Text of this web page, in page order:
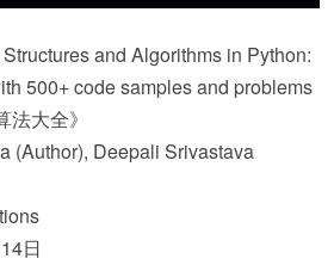
and Algorithms in Python:
500+ code samples and problems
法大全》
(Author), Deepali Srivastava
日